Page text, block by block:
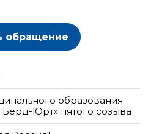
обращение
образования
Берд-Юрт» пятого созыва